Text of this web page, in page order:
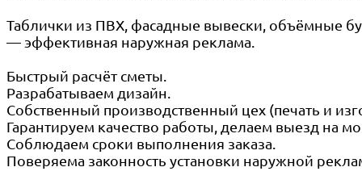
Таблички из ПВХ, фасадные вывески, объёмные
— эффективная наружная реклама.
Быстрый расчёт сметы.
Разрабатываем дизайн.
Собственный производственный цех (печать и
Гарантируем качество работы, делаем выезд на
Соблюдаем сроки выполнения заказа.
Поверяема законность установки наружной